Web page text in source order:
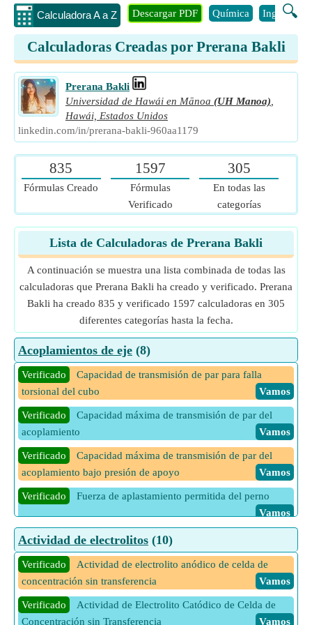
Calculadora A a Z 🔍
Descargar PDF Química Ingenieria
Calculadoras Creadas por Prerana Bakli
Prerana Bakli
Universidad de Hawái en Mānoa (UH Manoa)
Hawái, Estados Unidos
linkedin.com/in/prerana-bakli-960aa1179
835
Fórmulas Creado
1597
Fórmulas
Verificado
305
En todas las
categorías
Lista de Calculadoras de Prerana Bakli
A continuación se muestra una lista combinada de todas las
calculadoras que Prerana Bakli ha creado y verificado. Prerana
Bakli ha creado 835 y verificado 1597 calculadoras en 305
diferentes categorías hasta la fecha.
Acoplamientos de eje (8)
Verificado
Capacidad de transmisión de par para falla
torsional del cubo
Vamos
Verificado
Capacidad máxima de transmisión de par del
acoplamiento
Vamos
Verificado
Capacidad máxima de transmisión de par del
acoplamiento bajo presión de apoyo
Vamos
Verificado
Fuerza de aplastamiento permitida del perno
Vamos
Verificado
Resistencia al corte admisible del material de
acoplamiento
Vamos
Verificado Resistencia al corte admisible del perno Vamos
Verificado
Torque máximo para falla por aplastamiento del
perno
Vamos
Actividad de electrolitos (10)
Verificado
Actividad de electrolito anódico de celda de
concentración sin transferencia
Vamos
Verificado
Actividad de Electrolito Catódico de Celda de
Concentración sin Transferencia
Vamos